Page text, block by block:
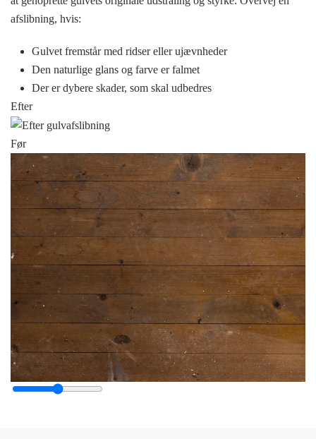
afslibning, hvis:
Gulvet fremstår med ridser eller ujævnheder
Den naturlige glans og farve er falmet
Der er dybere skader, som skal udbedres
Efter
Før